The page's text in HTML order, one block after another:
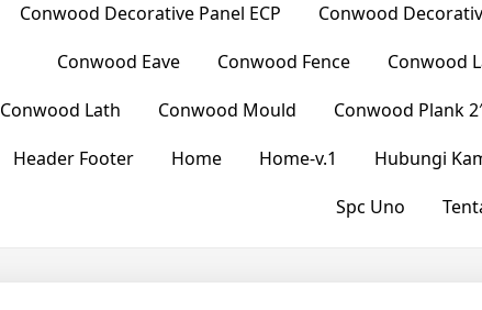
Conwood Decorative Panel ECP
Conwood
Conwood Eave
Conwood Fence Conwood
Conwood Lath
Conwood Mould Conwood Plank
Header Footer
Home Home-v.1 Hubungi
Spc Uno